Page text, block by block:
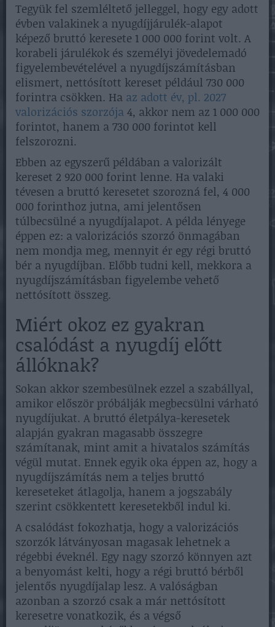
Tegyük fel szemléltető jelleggel, hogy egy adott
évben valakinek a nyugdíjjárulék-alapot
képező bruttó keresete 1 000 000 forint volt. A
korabeli járulékok és személyi jövedelemadó
figyelembevételével a nyugdíjszámításban
elismert, nettósított kereset például 730 000
forintra csökken. Ha az adott év, pl. 2027
valorizációs szorzója4, akkor nem az 1 000 000
forintot, hanem a 730 000 forintot kell
felszorozni.
Ebben az egyszerű példában a valorizált
kereset 2 920 000 forint lenne. Ha valaki
tévesen a bruttó keresetet szorozná fel, 4 000
000 forinthoz jutna, ami jelentősen
túlbecsülné a nyugdíjalapot. A példa lényege
éppen ez: a valorizációs szorzó önmagában
nem mondja meg, mennyit ér egy régi bruttó
bér a nyugdíjban. Előbb tudni kell, mekkora a
nyugdíjszámításban figyelembe vehető
nettósított összeg.
Miért okoz ez gyakran
csalódást a nyugdíj előtt
állóknak?
Sokan akkor szembesülnek ezzel a szabállyal,
amikor először próbálják megbecsülni várható
nyugdíjukat. A bruttó életpálya-keresetek
alapján gyakran magasabb összegre
számítanak, mint amit a hivatalos számítás
végül mutat. Ennek egyik oka éppen az, hogy a
nyugdíjszámítás nem a teljes bruttó
kereseteket átlagolja, hanem a jogszabály
szerint csökkentett keresetekből indul ki.
A csalódást fokozhatja, hogy a valorizációs
szorzók látványosan magasak lehetnek a
régebbi éveknél. Egy nagy szorzó könnyen azt
a benyomást kelti, hogy a régi bruttó bérből
jelentős nyugdíjalap lesz. A valóságban
azonban a szorzó csak a már nettósított
keresetre vonatkozik, és a végső